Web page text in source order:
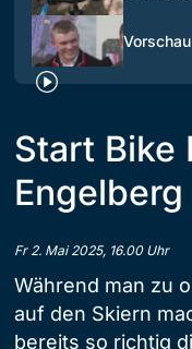
Start Bike
Engelberg
Fr 2. Mai 2025, 16.00 Uhr
Während man zu
auf den Skiern
bereits so richtig